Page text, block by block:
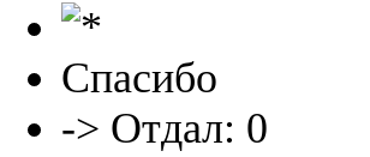
Спасибо
-> Отдал: 0